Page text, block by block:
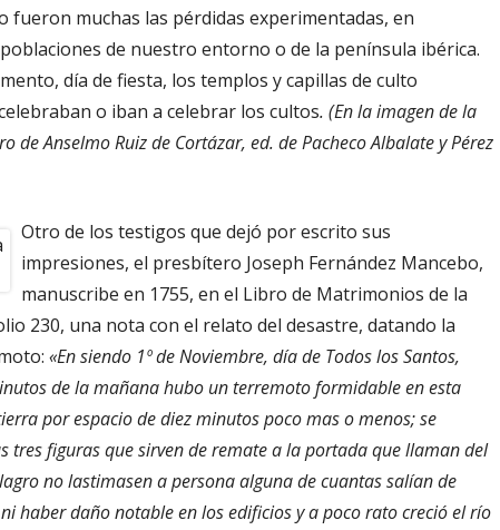
fueron muchas las pérdidas experimentadas, en
de nuestro entorno o de la península ibérica.
día de fiesta, los templos y capillas de culto
o iban a celebrar los cultos. (En la imagen de la
de Anselmo Ruiz de Cortázar, ed. de Pacheco Albalate y Pérez
Otro de los testigos que dejó por escrito sus
impresiones, el presbítero Joseph Fernández Mancebo,
manuscribe en 1755, en el Libro de Matrimonios de la
230, una nota con el relato del desastre, datando la
«En siendo 1º de Noviembre, día de Todos los Santos,
de la mañana hubo un terremoto formidable en esta
por espacio de diez minutos poco mas o menos; se
tres figuras que sirven de remate a la portada que llaman del
no lastimasen a persona alguna de cuantas salían de
haber daño notable en los edificios y a poco rato creció el río